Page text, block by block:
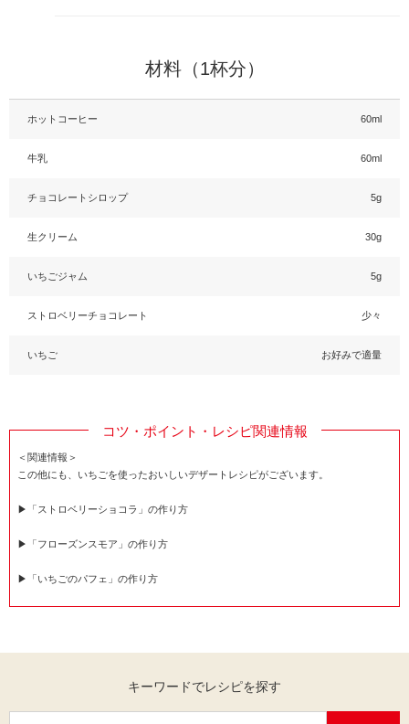
材料（1杯分）
ホットコーヒー 60ml
牛乳 60ml
チョコレートシロップ 5g
生クリーム 30g
いちごジャム 5g
ストロベリーチョコレート 少々
いちご お好みで適量
コツ・ポイント・レシピ関連情報
＜関連情報＞
この他にも、いちごを使ったおいしいデザートレシピがございます。
▶「ストロベリーショコラ」の作り方
▶「フローズンスモア」の作り方
▶「いちごのパフェ」の作り方
キーワードでレシピを探す